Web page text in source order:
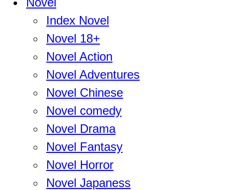
Index Novel
Novel 18+
Novel Action
Novel Adventures
Novel Chinese
Novel comedy
Novel Drama
Novel Fantasy
Novel Horror
Novel Japaness